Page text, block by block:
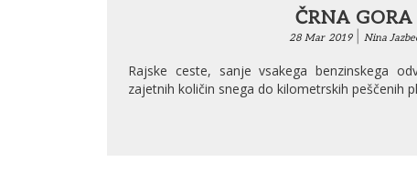
ČRNA GORA
28 Mar 2019| Nina
Rajske ceste, sanje vsakega benzinskega
zajetnih količin snega do kilometrskih peščenih